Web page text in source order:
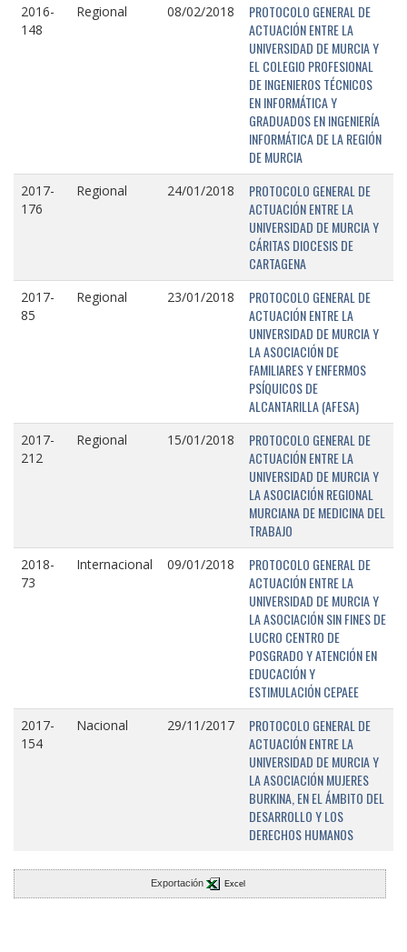
2016-
148
Regional 08/02/2018
PROTOCOLO GENERAL DE
ACTUACIÓN ENTRE LA
UNIVERSIDAD DE MURCIA Y
EL COLEGIO PROFESIONAL
DE INGENIEROS TÉCNICOS
EN INFORMÁTICA Y
GRADUADOS EN INGENIERÍA
INFORMÁTICA DE LA REGIÓN
DE MURCIA
2017-
176
Regional 24/01/2018
PROTOCOLO GENERAL DE
ACTUACIÓN ENTRE LA
UNIVERSIDAD DE MURCIA Y
CÁRITAS DIOCESIS DE
CARTAGENA
2017-
85
Regional 23/01/2018
PROTOCOLO GENERAL DE
ACTUACIÓN ENTRE LA
UNIVERSIDAD DE MURCIA Y
LA ASOCIACIÓN DE
FAMILIARES Y ENFERMOS
PSÍQUICOS DE
ALCANTARILLA (AFESA)
2017-
212
Regional 15/01/2018
PROTOCOLO GENERAL DE
ACTUACIÓN ENTRE LA
UNIVERSIDAD DE MURCIA Y
LA ASOCIACIÓN REGIONAL
MURCIANA DE MEDICINA DEL
TRABAJO
2018-
73
Internacional 09/01/2018
PROTOCOLO GENERAL DE
ACTUACIÓN ENTRE LA
UNIVERSIDAD DE MURCIA Y
LA ASOCIACIÓN SIN FINES DE
LUCRO CENTRO DE
POSGRADO Y ATENCIÓN EN
EDUCACIÓN Y
ESTIMULACIÓN CEPAEE
2017-
154
Nacional 29/11/2017
PROTOCOLO GENERAL DE
ACTUACIÓN ENTRE LA
UNIVERSIDAD DE MURCIA Y
LA ASOCIACIÓN MUJERES
BURKINA, EN EL ÁMBITO DEL
DESARROLLO Y LOS
DERECHOS HUMANOS
Exportación Excel